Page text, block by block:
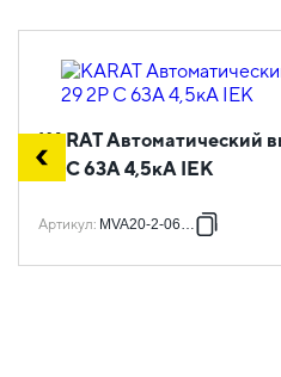
KARAT Автоматический
2P C 63А 4,5кА IEK
Артикул: MVA20-2-063-C